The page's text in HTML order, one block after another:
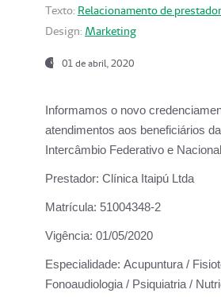
Texto: Relacionamento de prestador
Design: Marketing
01 de abril, 2020
Informamos o novo
atendimentos aos beneficiários da
Intercâmbio Federativo e
Prestador: Clínica Itaipú Ltda
Matrícula: 51004348-2
Vigência: 01/05/2020
Especialidade: Acupuntura /
Fonoaudiologia / Psiquiatria /